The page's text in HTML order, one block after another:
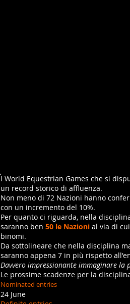
I World Equestrian Games che si
un record storico di affluenza.
Non meno di 72 Nazioni hanno
con un incremento del 10%.
Per quanto ci riguarda, nella
saranno ben 50 le Nazioni al via di
binomi.
Da sottolineare che nella disciplina
saranno appena 7 in più rispetto
Davvero impressionante immaginare la
Le prossime scadenze per la
Nominated entries
24 June